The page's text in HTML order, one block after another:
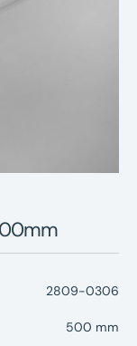
2809-0306
500 mm